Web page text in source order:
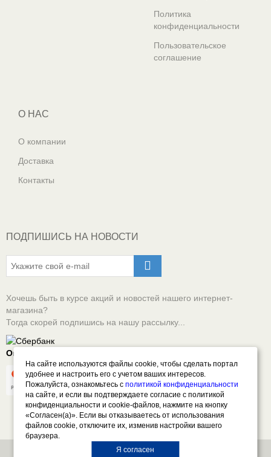
Политика
конфиденциальности
Пользовательское
соглашение
О НАС
О компании
Доставка
Контакты
ПОДПИШИСЬ НА НОВОСТИ
Хочешь быть в курсе акций и новостей нашего интернет-
магазина?
Тогда скорей подпишись на нашу рассылку...
Оплачивай онлайн безопасно
Все права защищены. © 2026 СПЕКТР - Автоэмали
На сайте используются файлы cookie, чтобы сделать портал
удобнее и настроить его с учетом ваших интересов.
Пожалуйста, ознакомьтесь сполитикой конфиденциальности
на сайте, и если вы подтверждаете согласие с политикой
конфиденциальности и cookie-файлов, нажмите на кнопку
«Согласен(а)». Если вы отказываетесь от использования
файлов cookie, отключите их, изменив настройки вашего
браузера.
Я согласен